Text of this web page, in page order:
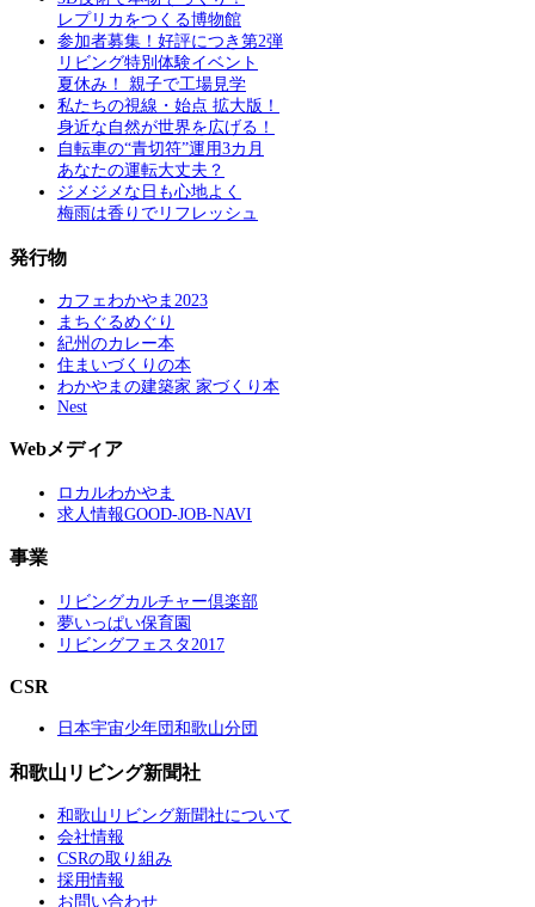
レプリカをつくる博物館
参加者募集！好評につき第2弾
リビング特別体験イベント
夏休み！ 親子で工場見学
私たちの視線・始点 拡大版！
身近な自然が世界を広げる！
自転車の“青切符”運用3カ月
あなたの運転大丈夫？
ジメジメな日も心地よく
梅雨は香りでリフレッシュ
発行物
カフェわかやま2023
まちぐるめぐり
紀州のカレー本
住まいづくりの本
わかやまの建築家 家づくり本
Nest
Webメディア
ロカルわかやま
求人情報GOOD-JOB-NAVI
事業
リビングカルチャー倶楽部
夢いっぱい保育園
リビングフェスタ2017
CSR
日本宇宙少年団和歌山分団
和歌山リビング新聞社
和歌山リビング新聞社について
会社情報
CSRの取り組み
採用情報
お問い合わせ